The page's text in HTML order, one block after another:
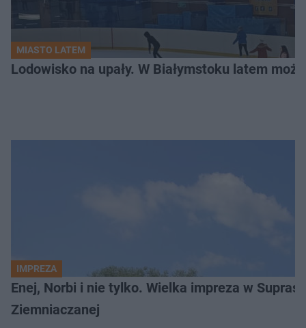
MIASTO LATEM
Lodowisko na upały. W Białymstoku latem
IMPREZA
Enej, Norbi i nie tylko. Wielka impreza w
Ziemniaczanej